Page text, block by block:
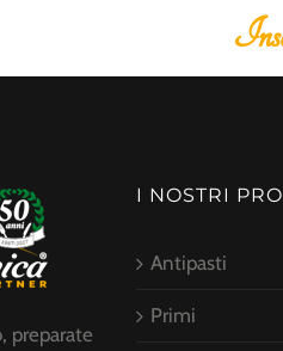
preparate
I NOSTRI
Antipasti
Primi